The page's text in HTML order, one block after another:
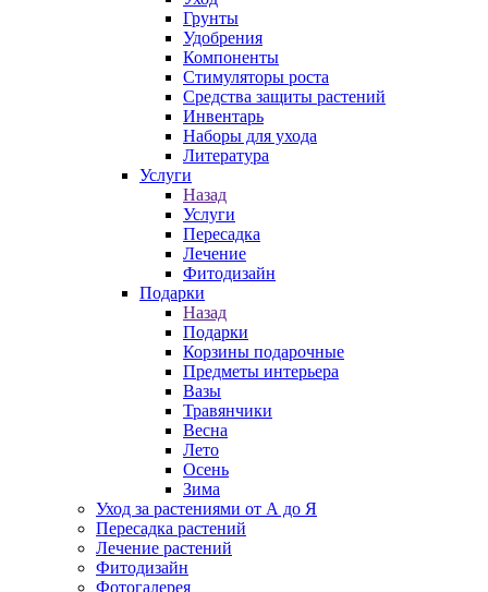
Грунты
Удобрения
Компоненты
Стимуляторы роста
Средства защиты растений
Инвентарь
Наборы для ухода
Литература
Услуги
Назад
Услуги
Пересадка
Лечение
Фитодизайн
Подарки
Назад
Подарки
Корзины подарочные
Предметы интерьера
Вазы
Травянчики
Весна
Лето
Осень
Зима
Уход за растениями от А до Я
Пересадка растений
Лечение растений
Фитодизайн
Фотогалерея